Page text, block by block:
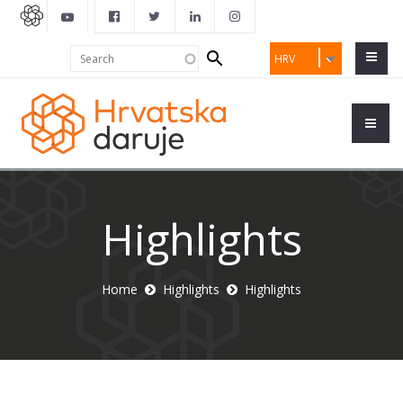
HRV
Search
form
Highlights
Home Highlights Highlights